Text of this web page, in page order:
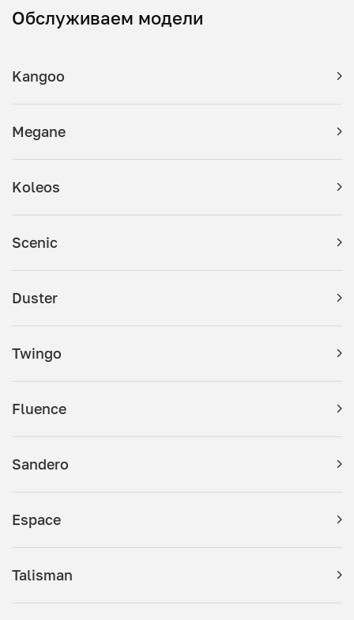
Обслуживаем модели
Kangoo
Megane
Koleos
Scenic
Duster
Twingo
Fluence
Sandero
Espace
Talisman